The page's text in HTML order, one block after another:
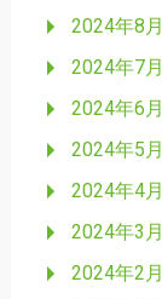
2024年8月
2024年7月
2024年6月
2024年5月
2024年4月
2024年3月
2024年2月